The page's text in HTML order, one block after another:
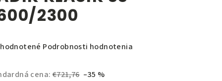
2300
Podrobnosti hodnotenia
cena: €721,76 –35 %